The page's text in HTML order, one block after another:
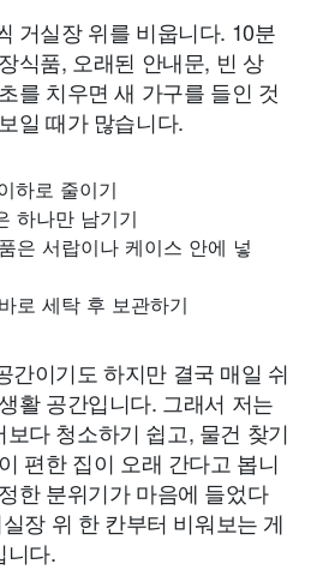
거실장 위를 비웁니다. 10분
식품, 오래된 안내문, 빈 상
를 치우면 새 가구를 들인 것
일 때가 많습니다.
하로 줄이기
하나만 남기기
은 서랍이나 케이스 안에 넣
로 세탁 후 보관하기
간이기도 하지만 결국 매일 쉬
활 공간입니다. 그래서 저는
다 청소하기 쉽고, 물건 찾기
편한 집이 오래 간다고 봅니
한 분위기가 마음에 들었다
장 위 한 칸부터 비워보는 게
니다.